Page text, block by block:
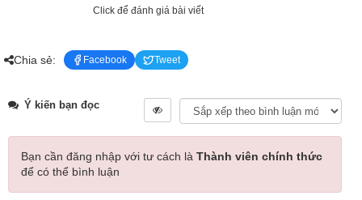
Click để đánh giá bài viết
Chia sẻ: Facebook Tweet
Ý kiến bạn đọc
Bạn cần đăng nhập với tư cách là Thành viên chính thức
để có thể bình luận